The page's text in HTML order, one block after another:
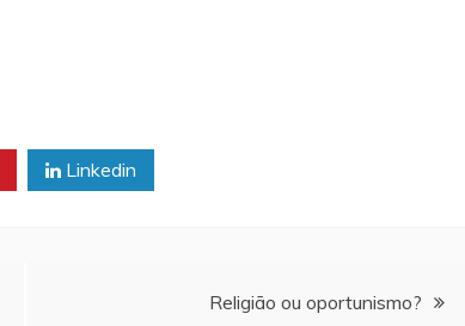
Linkedin
Religião ou oportunismo?